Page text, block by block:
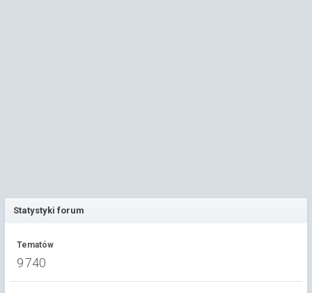
Statystyki forum
Tematów
9 740